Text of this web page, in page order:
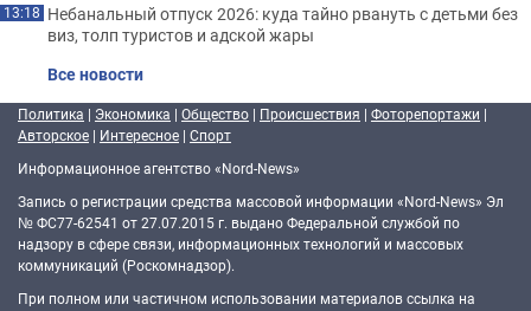
13:18 Небанальный отпуск 2026: куда тайно рвануть с детьми без
виз, толп туристов и адской жары
Все новости
Политика | Экономика | Общество | Происшествия | Фоторепортажи |
Авторское | Интересное | Спорт
Информационное агентство «Nord-News»
Запись о регистрации средства массовой информации «Nord-News» Эл
№ ФС77-62541 от 27.07.2015 г. выдано Федеральной службой по
надзору в сфере связи, информационных технологий и массовых
коммуникаций (Роскомнадзор).
При полном или частичном использовании материалов ссылка на